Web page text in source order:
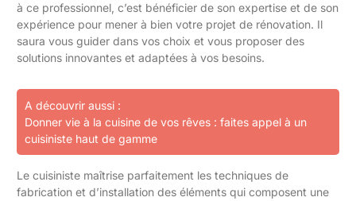
à ce professionnel, c’est bénéficier de son expertise et de son
expérience pour mener à bien votre projet de rénovation. Il
saura vous guider dans vos choix et vous proposer des
solutions innovantes et adaptées à vos besoins.
A découvrir aussi :
Donner vie à la cuisine de vos rêves : faites appel à un
cuisiniste haut de gamme
Le cuisiniste maîtrise parfaitement les techniques de
fabrication et d’installation des éléments qui composent une